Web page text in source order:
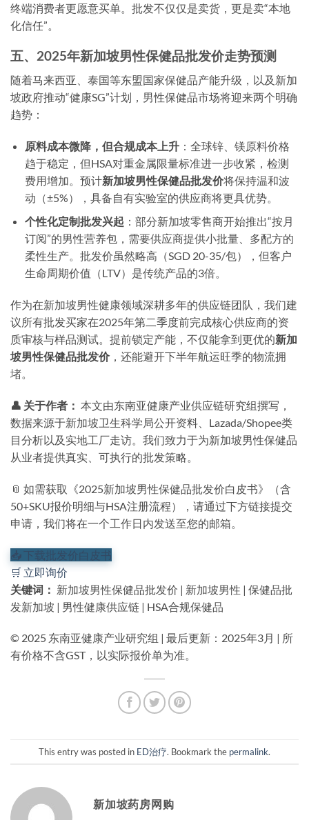
终端消费者更愿意买单。批发不仅仅是卖货，更是卖“本地
化信任”。
五、2025年新加坡男性保健品批发价走势预测
随着马来西亚、泰国等东盟国家保健品产能升级，以及新加
坡政府推动“健康SG”计划，男性保健品市场将迎来两个明确
趋势：
原料成本微降，但合规成本上升：全球锌、镁原料价格
趋于稳定，但HSA对重金属限量标准进一步收紧，检测
费用增加。预计新加坡男性保健品批发价将保持温和波
动（±5%），具备自有实验室的供应商将更具优势。
个性化定制批发兴起 ：部分新加坡零售商开始推出“按月
订阅”的男性营养包，需要供应商提供小批量、多配方的
柔性生产。批发价虽然略高（SGD 20-35/包），但客户
生命周期价值（LTV）是传统产品的3倍。
作为在新加坡男性健康领域深耕多年的供应链团队，我们建
议所有批发买家在2025年第二季度前完成核心供应商的资
质审核与样品测试。提前锁定产能，不仅能拿到更优的新加
坡男性保健品批发价，还能避开下半年航运旺季的物流拥
堵。
👤 关于作者： 本文由东南亚健康产业供应链研究组撰写，
数据来源于新加坡卫生科学局公开资料、Lazada/Shopee类
目分析以及实地工厂走访。我们致力于为新加坡男性保健品
从业者提供真实、可执行的批发策略。
📎 如需获取《2025新加坡男性保健品批发价白皮书》（含
50+SKU报价明细与HSA注册流程），请通过下方链接提交
申请，我们将在一个工作日内发送至您的邮箱。
📥 下载批发价白皮书
🛒 立即询价
关键词： 新加坡男性保健品批发价 | 新加坡男性 | 保健品批
发新加坡 | 男性健康供应链 | HSA合规保健品
© 2025 东南亚健康产业研究组 | 最后更新：2025年3月 | 所
有价格不含GST，以实际报价单为准。
This entry was posted in ED治疗. Bookmark the permalink.
新加坡药房网购